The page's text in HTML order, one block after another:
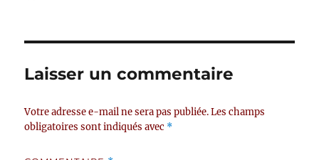
Laisser un commentaire
Votre adresse e-mail ne sera pas publiée. Les champs
obligatoires sont indiqués avec *